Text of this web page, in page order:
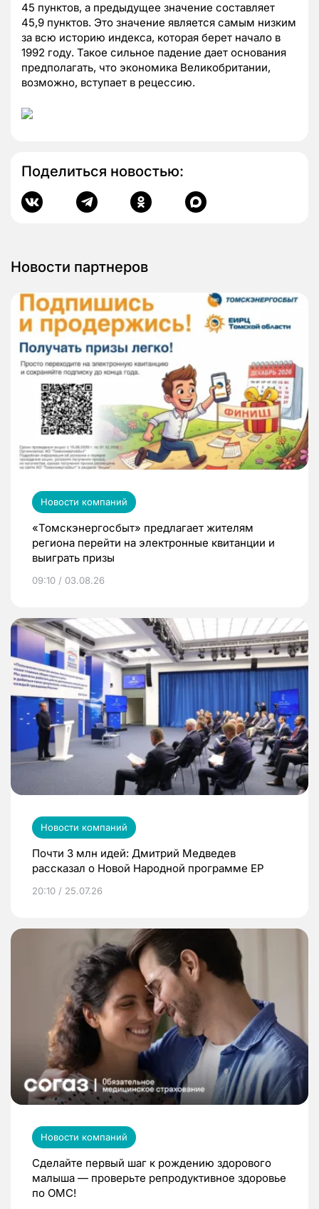
45 пунктов, а предыдущее значение составляет
45,9 пунктов. Это значение является самым низким
за всю историю индекса, которая берет начало в
1992 году. Такое сильное падение дает основания
предполагать, что экономика Великобритании,
возможно, вступает в рецессию.
Поделиться новостью:
Новости партнеров
Новости компаний
«Томскэнергосбыт» предлагает жителям
региона перейти на электронные квитанции и
выиграть призы
09:10 / 03.08.26
Новости компаний
Почти 3 млн идей: Дмитрий Медведев
рассказал о Новой Народной программе ЕР
20:10 / 25.07.26
Новости компаний
Сделайте первый шаг к рождению здорового
малыша — проверьте репродуктивное здоровье
по ОМС!